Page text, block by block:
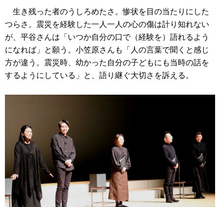
生き残った者のうしろめたさ。惨状を目の当たりにした
つらさ。震災を経験した一人一人の心の傷は計り知れない
が、平谷さんは「いつか自分の口で（経験を）語れるよう
になれば」と願う。小笠原さんも「人の言葉で聞くと感じ
方が違う。震災時、幼かった自分の子どもにも当時の話を
するようにしている」と、語り継ぐ大切さを訴える。